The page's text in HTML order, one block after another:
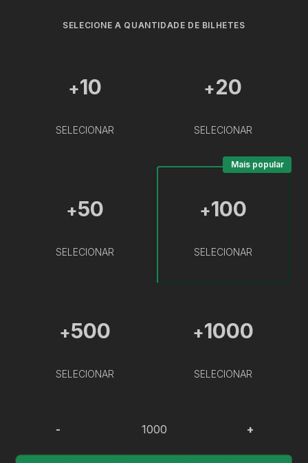
SELECIONE A QUANTIDADE DE BILHETES
+10
SELECIONAR
+20
SELECIONAR
+50
SELECIONAR
+100
SELECIONAR
Mais popular
+500
SELECIONAR
+1000
SELECIONAR
- +